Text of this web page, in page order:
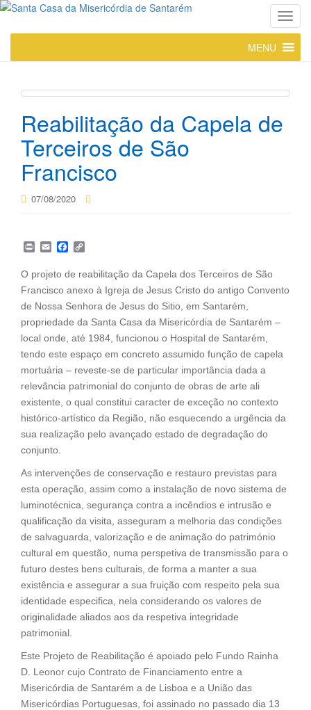
T
o
g
e
MENU
Reabilitação da Capela de
Terceiros de São
Francisco
07/08/2020
P
n
t
E
a
i
l
c
e
b
o
o
k
y
L
i
n
k
O projeto de reabilitação da Capela dos Terceiros de São
Francisco anexo à Igreja de Jesus Cristo do antigo Convento
de Nossa Senhora de Jesus do Sitio, em Santarém,
propriedade da Santa Casa da Misericórdia de Santarém –
local onde, até 1984, funcionou o Hospital de Santarém,
tendo este espaço em concreto assumido função de capela
mortuária – reveste-se de particular importância dada a
relevância patrimonial do conjunto de obras de arte ali
existente, o qual constitui caracter de exceção no contexto
histórico-artístico da Região, não esquecendo a urgência da
sua realização pelo avançado estado de degradação do
conjunto.
As intervenções de conservação e restauro previstas para
esta operação, assim como a instalação de novo sistema de
luminotécnica, segurança contra a incêndios e intrusão e
qualificação da visita, asseguram a melhoria das condições
de salvaguarda, valorização e de animação do património
cultural em questão, numa perspetiva de transmissão para o
futuro destes bens culturais, de forma a manter a sua
existência e assegurar a sua fruição com respeito pela sua
identidade especifica, nela considerando os valores de
originalidade aliados aos da respetiva integridade
patrimonial.
Este Projeto de Reabilitação é apoiado pelo Fundo Rainha
D. Leonor cujo Contrato de Financiamento entre a
Misericórdia de Santarém a de Lisboa e a União das
Misericórdias Portuguesas, foi assinado no passado dia 13